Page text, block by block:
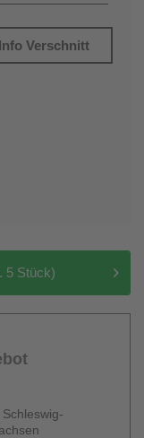
Info Verschnitt
5 Stück)